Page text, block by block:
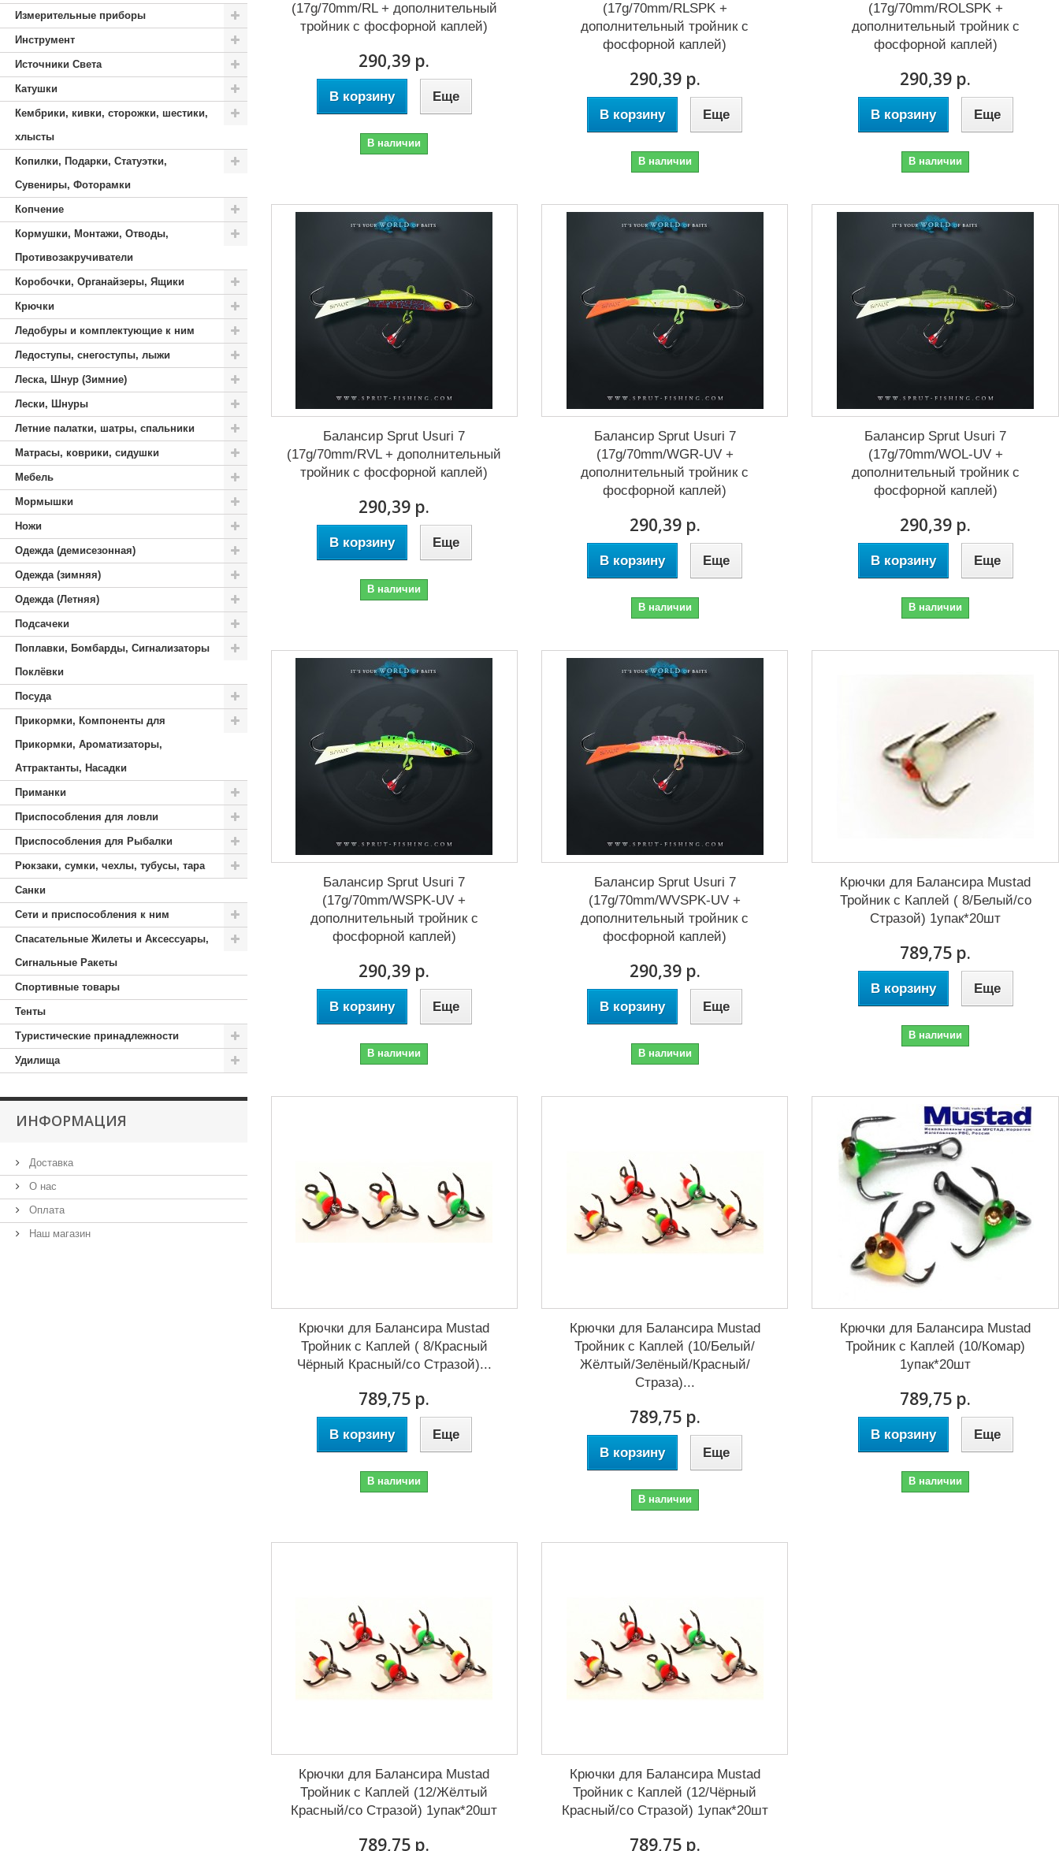
Измерительные приборы
Инструмент
Источники Света
Катушки
Кембрики, кивки, сторожки, шестики,
хлысты
Копилки, Подарки, Статуэтки,
Сувениры, Фоторамки
Копчение
Кормушки, Монтажи, Отводы,
Противозакручиватели
Коробочки, Органайзеры, Ящики
Крючки
Ледобуры и комплектующие к ним
Ледоступы, снегоступы, лыжи
Леска, Шнур (Зимние)
Лески, Шнуры
Летние палатки, шатры, спальники
Матрасы, коврики, сидушки
Мебель
Мормышки
Ножи
Одежда (демисезонная)
Одежда (зимняя)
Одежда (Летняя)
Подсачеки
Поплавки, Бомбарды, Сигнализаторы
Поклёвки
Посуда
Прикормки, Компоненты для
Прикормки, Ароматизаторы,
Аттрактанты, Насадки
Приманки
Приспособления для ловли
Приспособления для Рыбалки
Рюкзаки, сумки, чехлы, тубусы, тара
Санки
Сети и приспособления к ним
Спасательные Жилеты и Аксессуары,
Сигнальные Ракеты
Спортивные товары
Тенты
Туристические принадлежности
Удилища
ИНФОРМАЦИЯ
Доставка
О нас
Оплата
Наш магазин
(17g/70mm/RL + дополнительный
тройник с фосфорной каплей)
290,39 р.
В корзину Еще
В наличии
(17g/70mm/RLSPK +
дополнительный тройник с
фосфорной каплей)
290,39 р.
В корзину Еще
В наличии
(17g/70mm/ROLSPK +
дополнительный тройник с
фосфорной каплей)
290,39 р.
В корзину Еще
В наличии
Балансир Sprut Usuri 7
(17g/70mm/RVL + дополнительный
тройник с фосфорной каплей)
290,39 р.
В корзину Еще
В наличии
Балансир Sprut Usuri 7
(17g/70mm/WGR-UV +
дополнительный тройник с
фосфорной каплей)
290,39 р.
В корзину Еще
В наличии
Балансир Sprut Usuri 7
(17g/70mm/WOL-UV +
дополнительный тройник с
фосфорной каплей)
290,39 р.
В корзину Еще
В наличии
Балансир Sprut Usuri 7
(17g/70mm/WSPK-UV +
дополнительный тройник с
фосфорной каплей)
290,39 р.
В корзину Еще
В наличии
Балансир Sprut Usuri 7
(17g/70mm/WVSPK-UV +
дополнительный тройник с
фосфорной каплей)
290,39 р.
В корзину Еще
В наличии
Крючки для Балансира Mustad
Тройник с Каплей ( 8/Белый/со
Стразой) 1упак*20шт
789,75 р.
В корзину Еще
В наличии
Крючки для Балансира Mustad
Тройник с Каплей ( 8/Красный
Чёрный Красный/со Стразой)...
789,75 р.
В корзину Еще
В наличии
Крючки для Балансира Mustad
Тройник с Каплей (10/Белый/
Жёлтый/Зелёный/Красный/
Страза)...
789,75 р.
В корзину Еще
В наличии
Крючки для Балансира Mustad
Тройник с Каплей (10/Комар)
1упак*20шт
789,75 р.
В корзину Еще
В наличии
Крючки для Балансира Mustad
Тройник с Каплей (12/Жёлтый
Красный/со Стразой) 1упак*20шт
789,75 р.
Крючки для Балансира Mustad
Тройник с Каплей (12/Чёрный
Красный/со Стразой) 1упак*20шт
789,75 р.